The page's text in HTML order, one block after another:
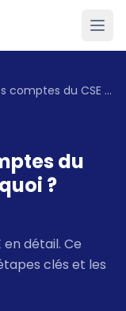
L’approbation des comptes du CSE en détail : qui fait quoi ? Quand ? Comment ?
du
?
détail. Ce
clés et les